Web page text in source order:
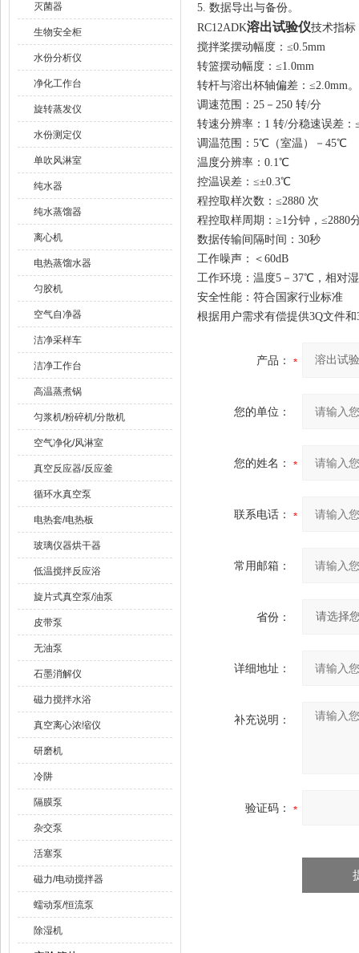
灭菌器
生物安全柜
水份分析仪
净化工作台
旋转蒸发仪
水份测定仪
单吹风淋室
纯水器
纯水蒸馏器
离心机
电热蒸馏水器
匀胶机
空气自净器
洁净采样车
洁净工作台
高温蒸煮锅
匀浆机/粉碎机/分散机
空气净化/风淋室
真空反应器/反应釜
循环水真空泵
电热套/电热板
玻璃仪器烘干器
低温搅拌反应浴
旋片式真空泵/油泵
皮带泵
无油泵
石墨消解仪
磁力搅拌水浴
真空离心浓缩仪
研磨机
冷阱
隔膜泵
杂交泵
活塞泵
磁力/电动搅拌器
蠕动泵/恒流泵
除湿机
5. 数据导出与备份。
RC12ADK溶出试验仪技术指标
搅拌桨摆动幅度：≤0.5mm
转篮摆动幅度：≤1.0mm
转杆与溶出杯轴偏差：≤2.0mm。
调速范围：25－250 转/分
转速分辨率：1 转/分稳速误差：
调温范围：5℃（室温）－45℃
温度分辨率：0.1℃
控温误差：≤±0.3℃
程控取样次数：≤2880 次
程控取样周期：≥1分钟，≤2880
数据传输间隔时间：30秒
工作噪声：＜60dB
工作环境：温度5－37℃，相对
安全性能：符合国家行业标准
根据用户需求有偿提供3Q文件
产品：
您的单位：
您的姓名：
联系电话：
常用邮箱：
省份：
详细地址：
补充说明：
验证码：